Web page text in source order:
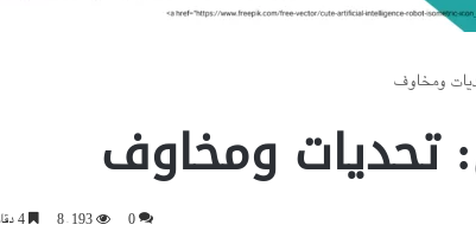
ومخاوف
تحديات ومخاوف
0 8٬193